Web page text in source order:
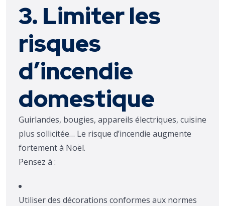
3. Limiter les
risques
d’incendie
domestique
Guirlandes, bougies, appareils électriques, cuisine
plus sollicitée… Le risque d’incendie augmente
fortement à Noël.
Pensez à :
Utiliser des décorations conformes aux normes